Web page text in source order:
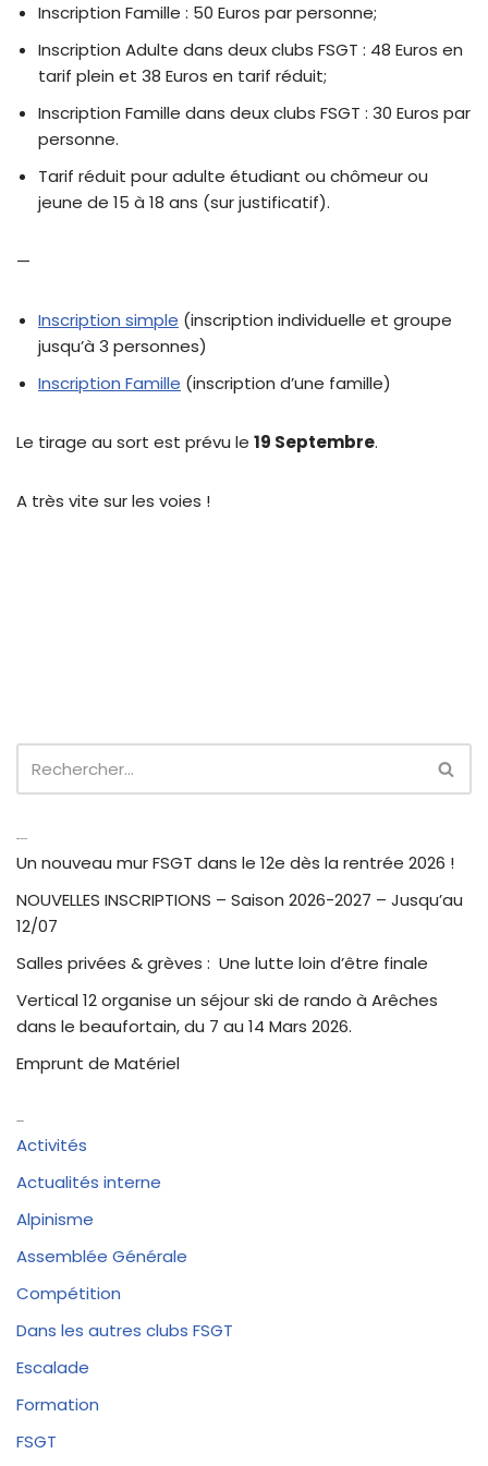
Inscription Famille : 50 Euros par personne;
Inscription Adulte dans deux clubs FSGT : 48 Euros en
tarif plein et 38 Euros en tarif réduit;
Inscription Famille dans deux clubs FSGT : 30 Euros par
personne.
Tarif réduit pour adulte étudiant ou chômeur ou
jeune de 15 à 18 ans (sur justificatif).
—
Inscription simple (inscription individuelle et groupe
jusqu’à 3 personnes)
Inscription Famille (inscription d’une famille)
Le tirage au sort est prévu le 19 Septembre.
A très vite sur les voies !
Un nouveau mur FSGT dans le 12e dès la rentrée 2026 !
NOUVELLES INSCRIPTIONS – Saison 2026-2027 – Jusqu’au
12/07
Salles privées & grèves : Une lutte loin d’être finale
Vertical 12 organise un séjour ski de rando à Arêches
dans le beaufortain, du 7 au 14 Mars 2026.
Emprunt de Matériel
Activités
Actualités interne
Alpinisme
Assemblée Générale
Compétition
Dans les autres clubs FSGT
Escalade
Formation
FSGT